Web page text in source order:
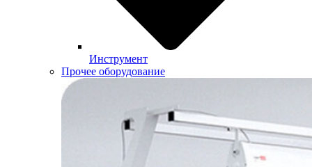
Инструмент
Прочее оборудование